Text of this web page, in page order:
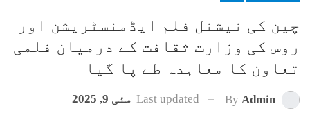
چین کی نیشنل فلم ایڈمنسٹریشن اور
روس کی وزارت ثقافت کے درمیان فلمی
تعاون کا معاہدہ طے پا گیا
By Admin
Last updated مئی 9, 2025